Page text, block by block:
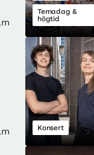
Temadag &
högtid
Konsert